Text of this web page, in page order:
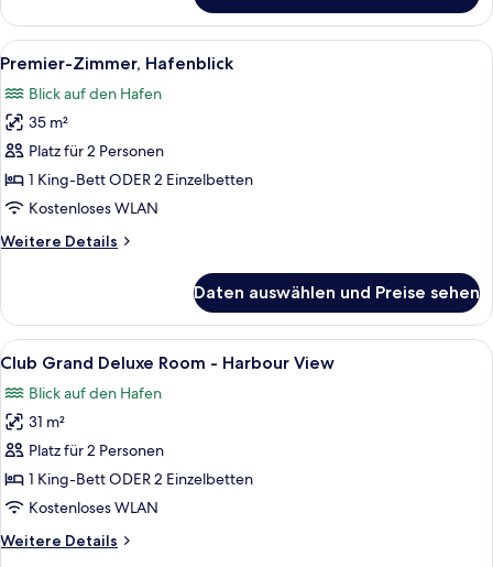
Alle
Fotos
für
Premier-
Zimmer,
Hafenblick
anzeigen
Ein Hotelzimmer mit einem Bett,
12
Premier-Zimmer, Hafenblick
Blick auf den Hafen
35 m²
Platz für 2 Personen
1 King-Bett ODER 2 Einzelbetten
Kostenloses WLAN
Weitere Details
Weitere
Zimmer,
Hafenblick
Daten auswählen und Preise sehen
Alle
Fotos
für
Club
Grand
Deluxe
Room
Harbour
Ein Hotelzimmer mit einem großen
10
Club Grand Deluxe Room - Harbour View
Blick auf den Hafen
31 m²
Platz für 2 Personen
1 King-Bett ODER 2 Einzelbetten
Kostenloses WLAN
Weitere Details
Weitere